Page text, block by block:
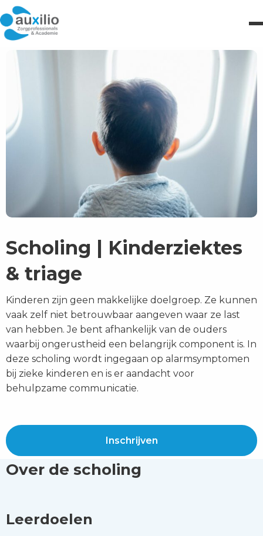
Scholing | Kinderziektes
& triage
Kinderen zijn geen makkelijke doelgroep. Ze kunnen
vaak zelf niet betrouwbaar aangeven waar ze last
van hebben. Je bent afhankelijk van de ouders
waarbij ongerustheid een belangrijk component is. In
deze scholing wordt ingegaan op alarmsymptomen
bij zieke kinderen en is er aandacht voor
behulpzame communicatie.
Inschrijven
Over de scholing
Leerdoelen